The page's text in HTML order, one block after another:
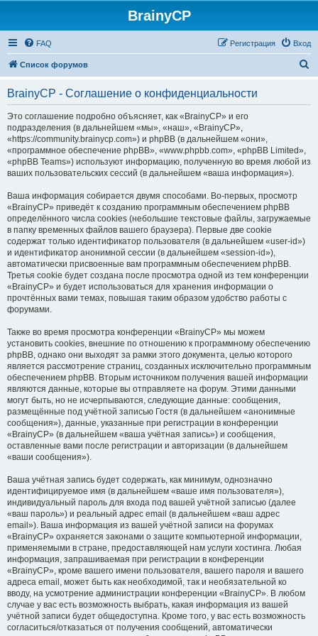
BrainyCP
FAQ Вход
Регистрация
Список форумов
BrainyCP - Соглашение о конфиденциальности
Это соглашение подробно объясняет, как «BrainyCP» и его
подразделения (в дальнейшем «мы», «наш», «BrainyCP»,
«https://community.brainycp.com») и phpBB (в дальнейшем «они»,
«программное обеспечение phpBB», «www.phpbb.com», «phpBB Limited»,
«phpBB Teams») используют информацию, полученную во время любой из
ваших пользовательских сессий (в дальнейшем «ваша информация»).
Ваша информация собирается двумя способами. Во-первых, просмотр
«BrainyCP» приведёт к созданию программным обеспечением phpBB
определённого числа cookies (небольшие текстовые файлы, загружаемые
в папку временных файлов вашего браузера). Первые две cookie
содержат только идентификатор пользователя (в дальнейшем «user-id»)
и идентификатор анонимной сессии (в дальнейшем «session-id»),
автоматически присвоенные вам программным обеспечением phpBB.
Третья cookie будет создана после просмотра одной из тем конференции
«BrainyCP» и будет использоваться для хранения информации о
прочтённых вами темах, повышая таким образом удобство работы с
форумами.
Также во время просмотра конференции «BrainyCP» мы можем
установить cookies, внешние по отношению к программному обеспечению
phpBB, однако они выходят за рамки этого документа, целью которого
является рассмотрение страниц, созданных исключительно программным
обеспечением phpBB. Вторым источником получения вашей информации
являются данные, которые вы отправляете на форум. Этими данными
могут быть, но не исчерпываются, следующие данные: сообщения,
размещённые под учётной записью Гостя (в дальнейшем «анонимные
сообщения»), данные, указанные при регистрации в конференции
«BrainyCP» (в дальнейшем «ваша учётная запись») и сообщения,
оставленные вами после регистрации и авторизации (в дальнейшем
«ваши сообщения»).
Ваша учётная запись будет содержать, как минимум, однозначно
идентифицируемое имя (в дальнейшем «ваше имя пользователя»),
индивидуальный пароль для входа под вашей учётной записью (далее
«ваш пароль») и реальный адрес email (в дальнейшем «ваш адрес
email»). Ваша информация из вашей учётной записи на форумах
«BrainyCP» охраняется законами о защите компьютерной информации,
применяемыми в стране, предоставляющей нам услуги хостинга. Любая
информация, запрашиваемая при регистрации в конференции
«BrainyCP», кроме вашего имени пользователя, вашего пароля и вашего
адреса email, может быть как необходимой, так и необязательной ко
вводу, на усмотрение администрации конференции «BrainyCP». В любом
случае у вас есть возможность выбрать, какая информация из вашей
учётной записи будет общедоступна. Кроме того, у вас есть возможность
согласиться/отказаться от получения сообщений, автоматически